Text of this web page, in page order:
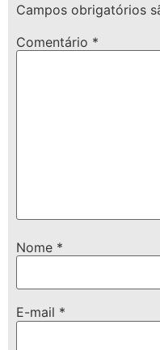
Campos obrigatórios
Comentário *
Nome *
E-mail *